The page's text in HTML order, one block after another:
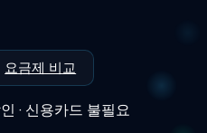
요금제 비교
· 신용카드 불필요